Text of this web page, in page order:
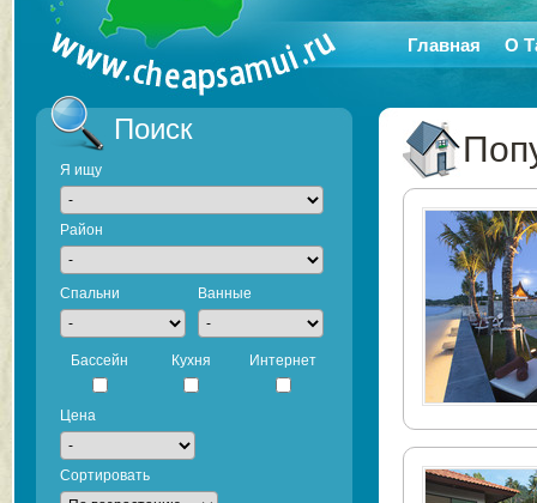
Главная О
Поиск
Я ищу
Район
Спальни Ванные
Бассейн Кухня Интернет
Цена
Сортировать